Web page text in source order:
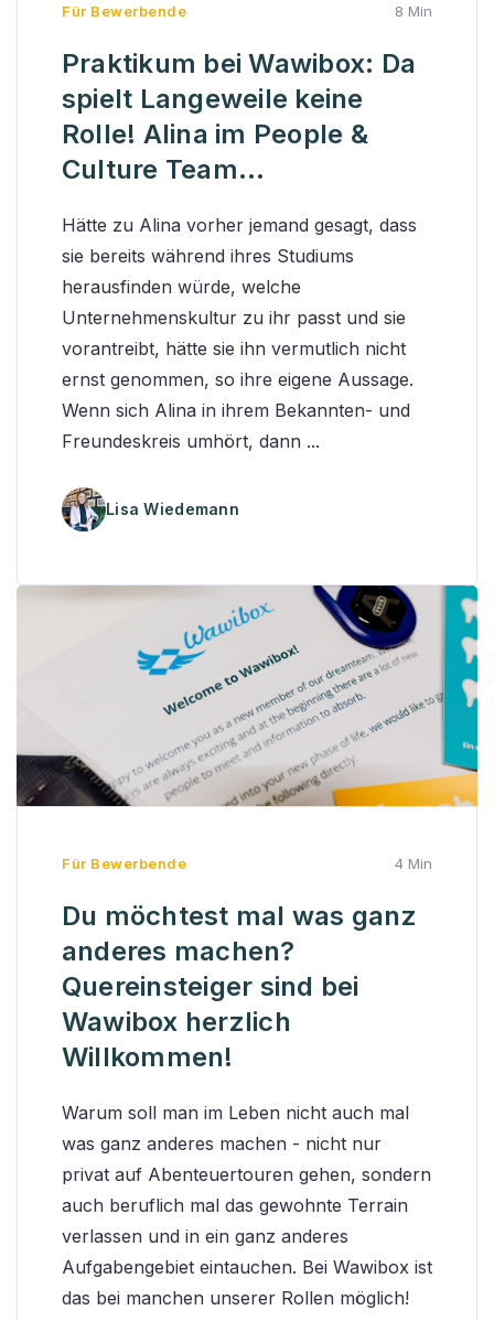
Für Bewerbende 8 Min
Praktikum bei Wawibox: Da
spielt Langeweile keine
Rolle! Alina im People &
Culture Team...
Hätte zu Alina vorher jemand gesagt, dass
sie bereits während ihres Studiums
herausfinden würde, welche
Unternehmenskultur zu ihr passt und sie
vorantreibt, hätte sie ihn vermutlich nicht
ernst genommen, so ihre eigene Aussage.
Wenn sich Alina in ihrem Bekannten- und
Freundeskreis umhört, dann ...
Lisa Wiedemann
Für Bewerbende 4 Min
Du möchtest mal was ganz
anderes machen?
Quereinsteiger sind bei
Wawibox herzlich
Willkommen!
Warum soll man im Leben nicht auch mal
was ganz anderes machen - nicht nur
privat auf Abenteuertouren gehen, sondern
auch beruflich mal das gewohnte Terrain
verlassen und in ein ganz anderes
Aufgabengebiet eintauchen. Bei Wawibox ist
das bei manchen unserer Rollen möglich!